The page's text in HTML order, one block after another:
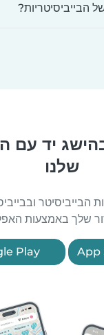
הבייביסיטריות?
יד עם
שלנו
שלך באמצעות